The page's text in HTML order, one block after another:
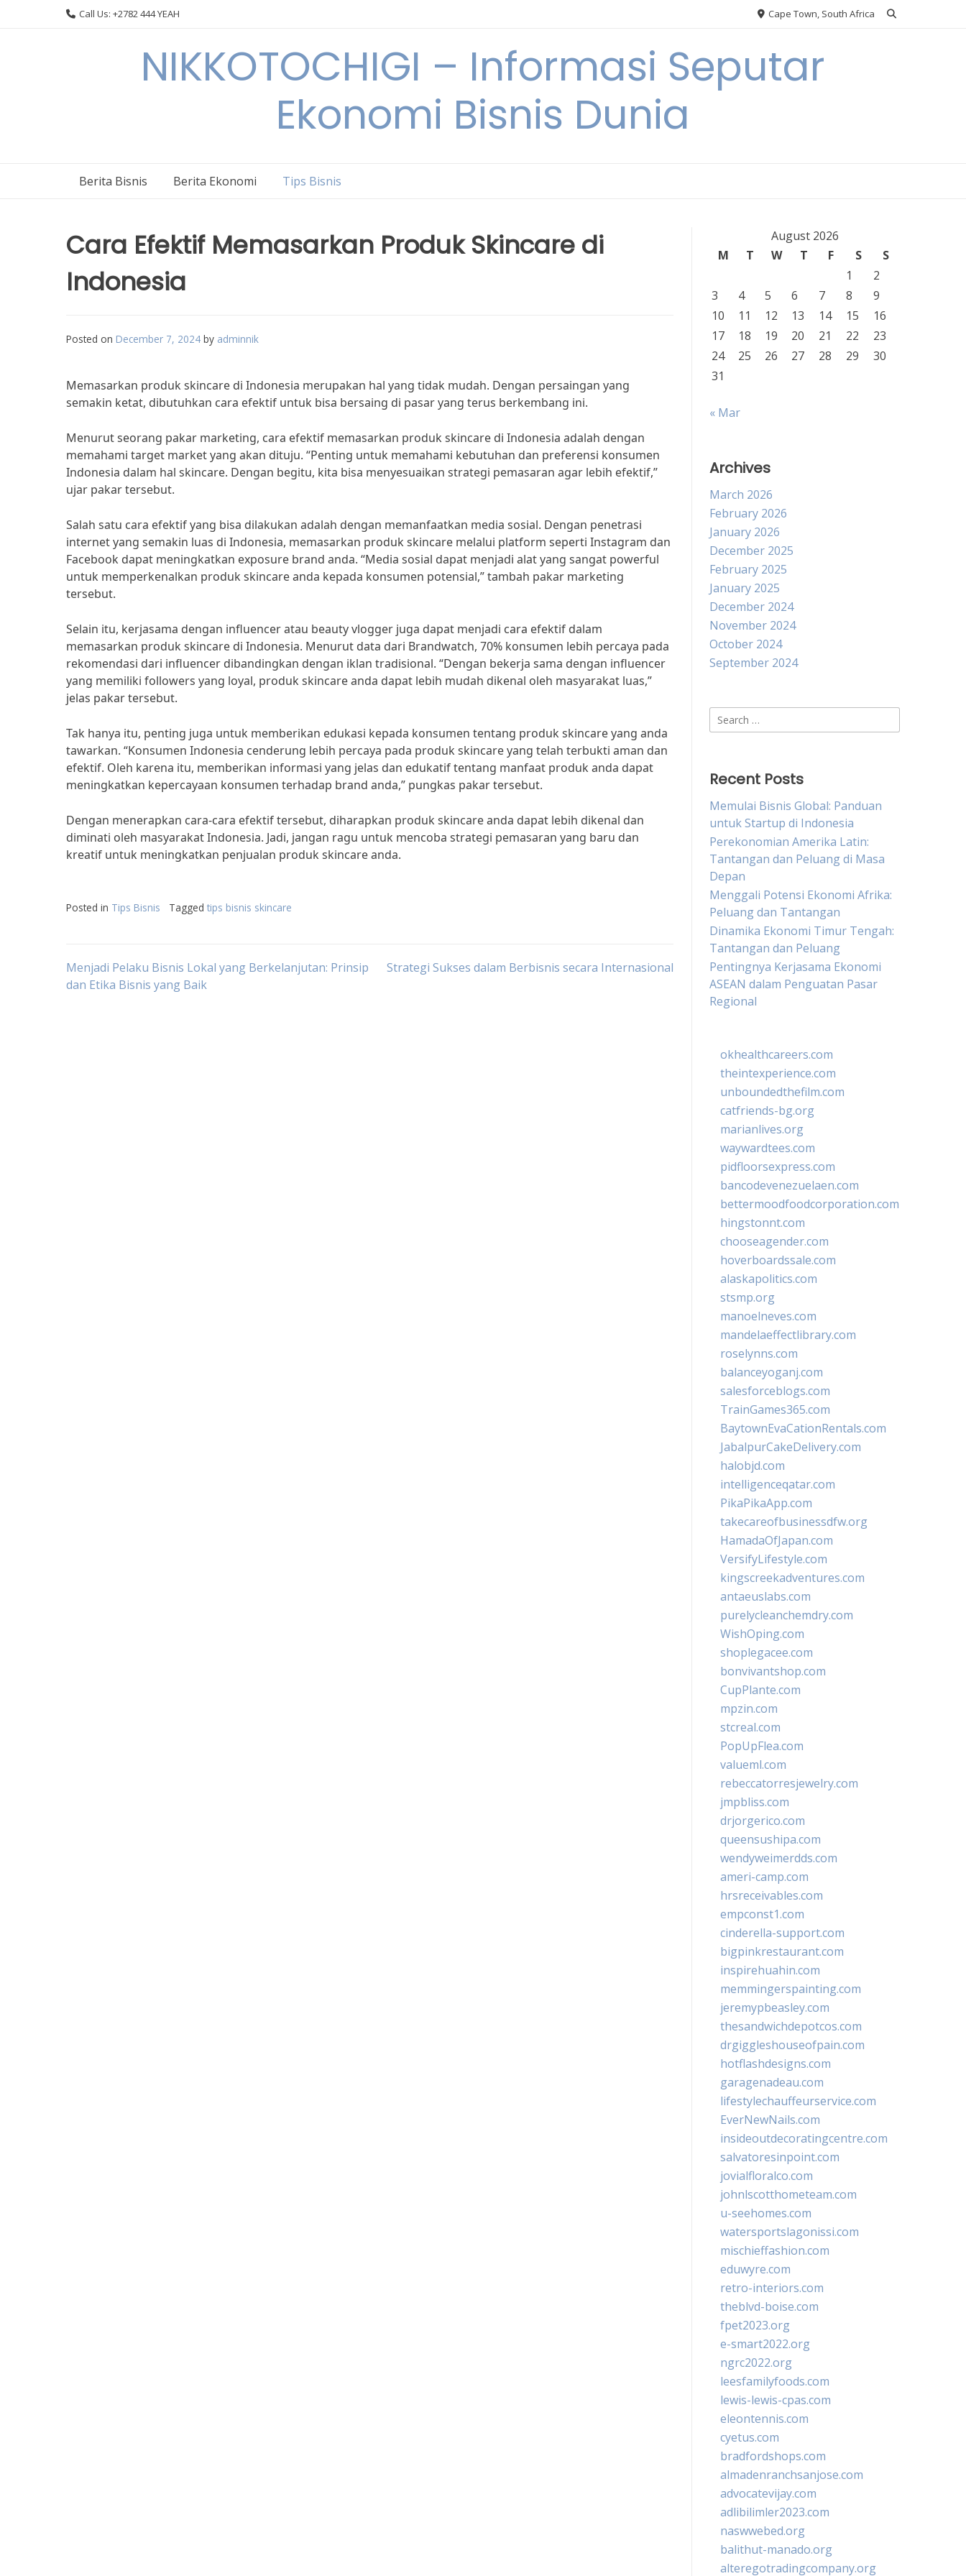
Call Us: +2782 444 YEAH Cape Town, South Africa
NIKKOTOCHIGI – Informasi Seputar
Ekonomi Bisnis Dunia
Berita Bisnis Berita Ekonomi Tips Bisnis
Cara Efektif Memasarkan Produk Skincare di
Indonesia
Posted on December 7, 2024 by adminnik
Memasarkan produk skincare di Indonesia merupakan hal yang tidak mudah. Dengan persaingan yang
semakin ketat, dibutuhkan cara efektif untuk bisa bersaing di pasar yang terus berkembang ini.
Menurut seorang pakar marketing, cara efektif memasarkan produk skincare di Indonesia adalah dengan
memahami target market yang akan dituju. “Penting untuk memahami kebutuhan dan preferensi konsumen
Indonesia dalam hal skincare. Dengan begitu, kita bisa menyesuaikan strategi pemasaran agar lebih efektif,”
ujar pakar tersebut.
Salah satu cara efektif yang bisa dilakukan adalah dengan memanfaatkan media sosial. Dengan penetrasi
internet yang semakin luas di Indonesia, memasarkan produk skincare melalui platform seperti Instagram dan
Facebook dapat meningkatkan exposure brand anda. “Media sosial dapat menjadi alat yang sangat powerful
untuk memperkenalkan produk skincare anda kepada konsumen potensial,” tambah pakar marketing
tersebut.
Selain itu, kerjasama dengan influencer atau beauty vlogger juga dapat menjadi cara efektif dalam
memasarkan produk skincare di Indonesia. Menurut data dari Brandwatch, 70% konsumen lebih percaya pada
rekomendasi dari influencer dibandingkan dengan iklan tradisional. “Dengan bekerja sama dengan influencer
yang memiliki followers yang loyal, produk skincare anda dapat lebih mudah dikenal oleh masyarakat luas,”
jelas pakar tersebut.
Tak hanya itu, penting juga untuk memberikan edukasi kepada konsumen tentang produk skincare yang anda
tawarkan. “Konsumen Indonesia cenderung lebih percaya pada produk skincare yang telah terbukti aman dan
efektif. Oleh karena itu, memberikan informasi yang jelas dan edukatif tentang manfaat produk anda dapat
meningkatkan kepercayaan konsumen terhadap brand anda,” pungkas pakar tersebut.
Dengan menerapkan cara-cara efektif tersebut, diharapkan produk skincare anda dapat lebih dikenal dan
diminati oleh masyarakat Indonesia. Jadi, jangan ragu untuk mencoba strategi pemasaran yang baru dan
kreatif untuk meningkatkan penjualan produk skincare anda.
Posted in Tips Bisnis Tagged tips bisnis skincare
Post
Menjadi Pelaku Bisnis Lokal yang Berkelanjutan: Prinsip
dan Etika Bisnis yang Baik
Strategi Sukses dalam Berbisnis secara Internasional
August 2026
M
T W T F S
S
1
2
3
4 5 6 7 8
9
10
11 12 13 14 15
16
17
18 19 20 21 22
23
24
25 26 27 28 29
30
31
« Mar
Archives
March 2026
February 2026
January 2026
December 2025
February 2025
January 2025
December 2024
November 2024
October 2024
September 2024
Search
for:
Recent Posts
Memulai Bisnis Global: Panduan
untuk Startup di Indonesia
Perekonomian Amerika Latin:
Tantangan dan Peluang di Masa
Depan
Menggali Potensi Ekonomi Afrika:
Peluang dan Tantangan
Dinamika Ekonomi Timur Tengah:
Tantangan dan Peluang
Pentingnya Kerjasama Ekonomi
ASEAN dalam Penguatan Pasar
Regional
okhealthcareers.com
theintexperience.com
unboundedthefilm.com
catfriends-bg.org
marianlives.org
waywardtees.com
pidfloorsexpress.com
bancodevenezuelaen.com
bettermoodfoodcorporation.com
hingstonnt.com
chooseagender.com
hoverboardssale.com
alaskapolitics.com
stsmp.org
manoelneves.com
mandelaeffectlibrary.com
roselynns.com
balanceyoganj.com
salesforceblogs.com
TrainGames365.com
BaytownEvaCationRentals.com
JabalpurCakeDelivery.com
halobjd.com
intelligenceqatar.com
PikaPikaApp.com
takecareofbusinessdfw.org
HamadaOfJapan.com
VersifyLifestyle.com
kingscreekadventures.com
antaeuslabs.com
purelycleanchemdry.com
WishOping.com
shoplegacee.com
bonvivantshop.com
CupPlante.com
mpzin.com
stcreal.com
PopUpFlea.com
valueml.com
rebeccatorresjewelry.com
jmpbliss.com
drjorgerico.com
queensushipa.com
wendyweimerdds.com
ameri-camp.com
hrsreceivables.com
empconst1.com
cinderella-support.com
bigpinkrestaurant.com
inspirehuahin.com
memmingerspainting.com
jeremypbeasley.com
thesandwichdepotcos.com
drgiggleshouseofpain.com
hotflashdesigns.com
garagenadeau.com
lifestylechauffeurservice.com
EverNewNails.com
insideoutdecoratingcentre.com
salvatoresinpoint.com
jovialfloralco.com
johnlscotthometeam.com
u-seehomes.com
watersportslagonissi.com
mischieffashion.com
eduwyre.com
retro-interiors.com
theblvd-boise.com
fpet2023.org
e-smart2022.org
ngrc2022.org
leesfamilyfoods.com
lewis-lewis-cpas.com
eleontennis.com
cyetus.com
bradfordshops.com
almadenranchsanjose.com
advocatevijay.com
adlibilimler2023.com
naswwebed.org
balithut-manado.org
alteregotradingcompany.org